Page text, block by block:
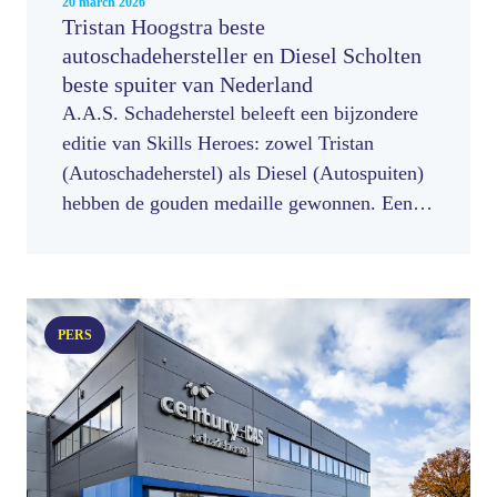
Tristan Hoogstra beste
autoschadehersteller en Diesel Scholten
beste spuiter van Nederland
A.A.S. Schadeherstel beleeft een bijzondere
editie van Skills Heroes: zowel Tristan
(Autoschadeherstel) als Diesel (Autospuiten)
hebben de gouden medaille gewonnen. Een
opleidingskwaliteit en jong talent binnen
A.A.S. is.
PERS